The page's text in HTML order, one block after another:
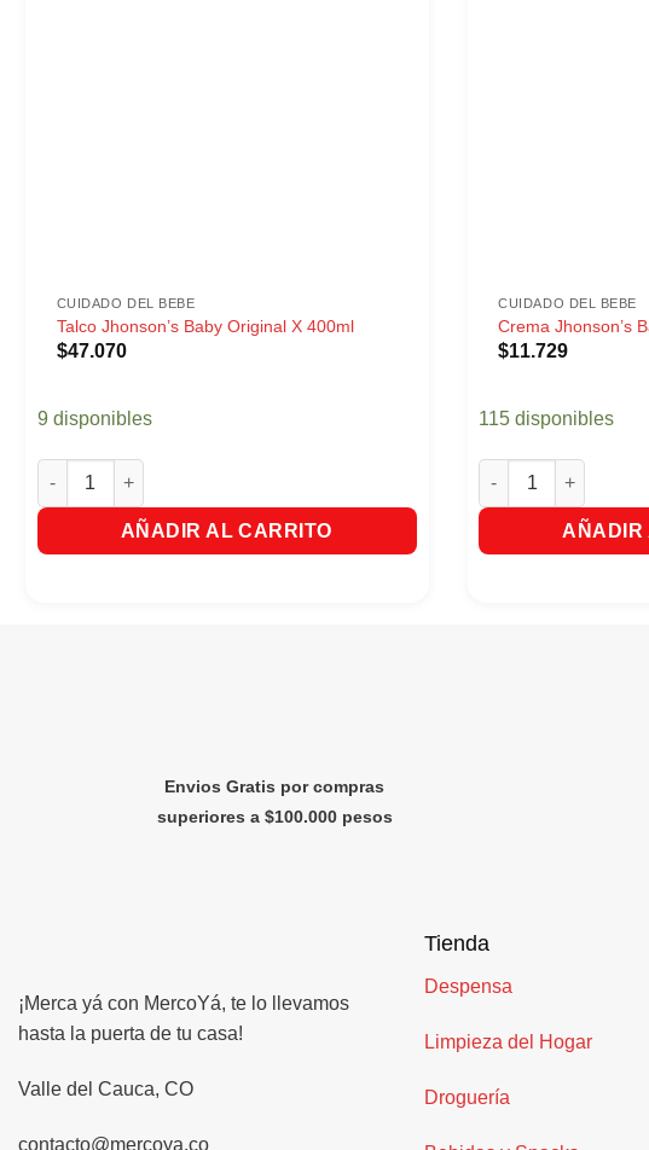
CUIDADO DEL BEBE
Talco Jhonson’s Baby Original X 400ml
$47.070
9 disponibles
Talco Jhonson's Baby Original X 400ml cantidad
AÑADIR AL CARRITO
CUIDADO DEL BEBE
Crema Jhonson’s
$11.729
115 disponibles
Crema Jhonson's
AÑADIR
Envios Gratis por compras
superiores a $100.000 pesos
¡Merca yá con MercoYá, te lo llevamos
hasta la puerta de tu casa!
Valle del Cauca, CO
contacto@mercoya.co
Tienda
Despensa
Limpieza del Hogar
Droguería